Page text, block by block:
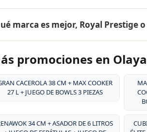
extremadamente duradero. Por eso
sustancias tóxicas, no reaccionan
conservando hasta el 98% de los
marca es mejor, Royal Prestige o
1941, su acero inoxidable
y su garantía de por vida.
durabilidad excepcional de sus
promociones en Olaya
CACEROLA 38 CM + MAX COOKER
27 L + JUEGO DE BOWLS 3 PIEZAS
34 CM + ASADOR DE 6 LITROS